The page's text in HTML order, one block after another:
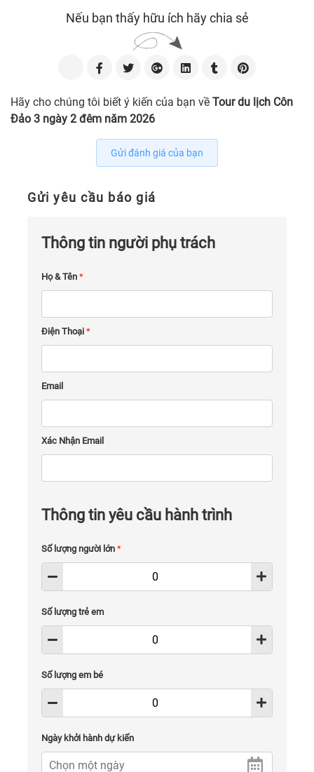
Nếu bạn thấy hữu ích hãy chia sẻ
Hãy cho chúng tôi biết ý kiến của bạn về Tour du lịch Côn
Đảo 3 ngày 2 đêm năm 2026
Gửi đánh giá của bạn
Gửi yêu cầu báo giá
Thông tin người phụ trách
Họ & Tên *
Điện Thoại *
Email
Xác Nhận Email
Thông tin yêu cầu hành trình
Số lượng người lớn *
Số lượng trẻ em
Số lượng em bé
Ngày khởi hành dự kiến